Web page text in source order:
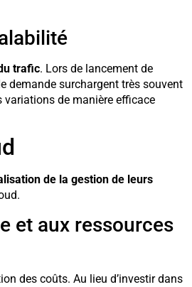
trafic. Lors de lancement de
demande surchargent très souvent
variations de manière efficace
de la gestion de leurs
et aux ressources
des coûts. Au lieu d’investir dans